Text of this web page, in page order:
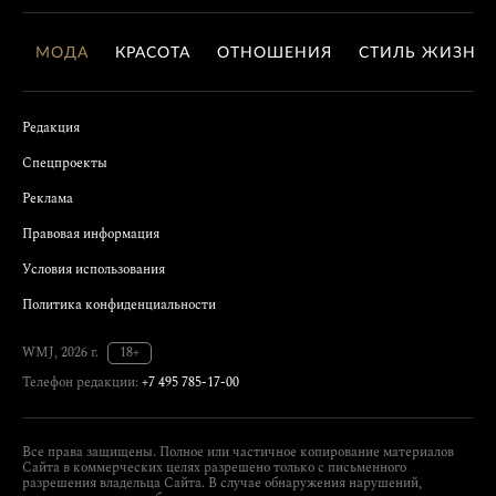
МОДА КРАСОТА ОТНОШЕНИЯ СТИЛЬ ЖИЗНИ
Редакция
Спецпроекты
Реклама
Правовая информация
Условия использования
Политика конфиденциальности
WMJ, 2026 г.
18+
Телефон редакции: +7 495 785-17-00
Все права защищены. Полное или частичное копирование материалов
Сайта в коммерческих целях разрешено только с письменного
разрешения владельца Сайта. В случае обнаружения нарушений,